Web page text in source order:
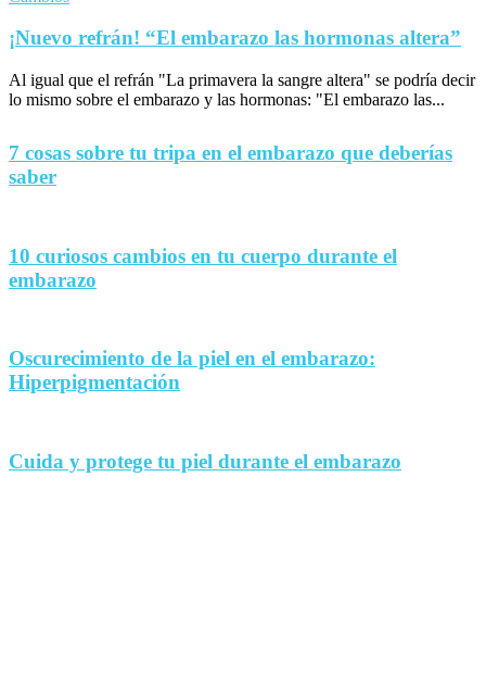
¡Nuevo refrán! “El embarazo las hormonas altera”
Al igual que el refrán "La primavera la sangre altera" se podría decir
lo mismo sobre el embarazo y las hormonas: "El embarazo las...
7 cosas sobre tu tripa en el embarazo que deberías
saber
10 curiosos cambios en tu cuerpo durante el
embarazo
Oscurecimiento de la piel en el embarazo:
Hiperpigmentación
Cuida y protege tu piel durante el embarazo